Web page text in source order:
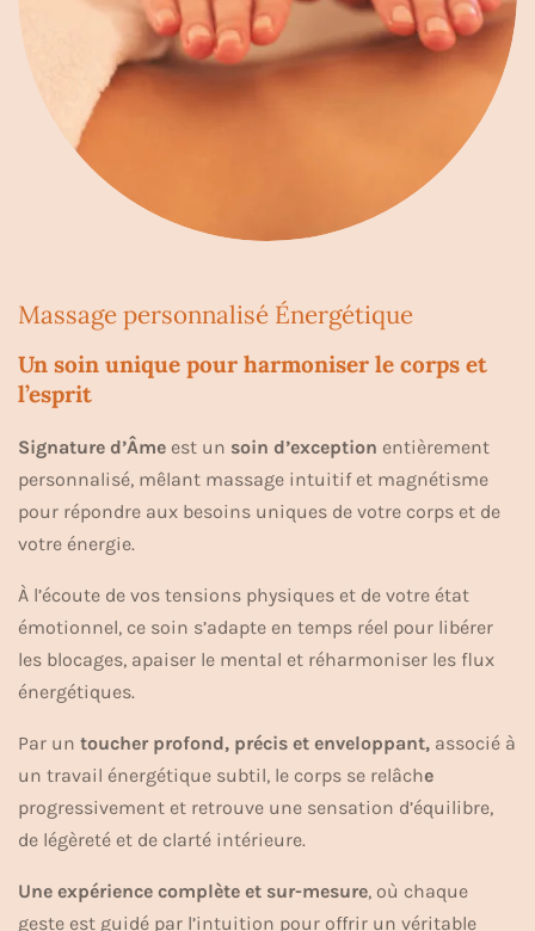
Massage personnalisé Énergétique
Un soin unique pour harmoniser le corps et
l’esprit
Signature d’Âme est un soin d’exception entièrement
personnalisé, mêlant massage intuitif et magnétisme
pour répondre aux besoins uniques de votre corps et de
votre énergie.
À l’écoute de vos tensions physiques et de votre état
émotionnel, ce soin s’adapte en temps réel pour libérer
les blocages, apaiser le mental et réharmoniser les flux
énergétiques.
Par un toucher profond, précis et enveloppant, associé à
un travail énergétique subtil, le corps se relâche
progressivement et retrouve une sensation d’équilibre,
de légèreté et de clarté intérieure.
Une expérience complète et sur-mesure, où chaque
geste est guidé par l’intuition pour offrir un véritable